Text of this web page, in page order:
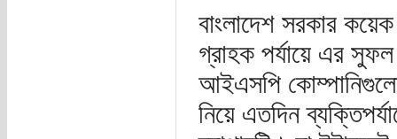
বাংলাদেশ সরকার
গ্রাহক পর্যায়ে এর
আইএসপি কোম্পানিগুলো
নিয়ে এতদিন